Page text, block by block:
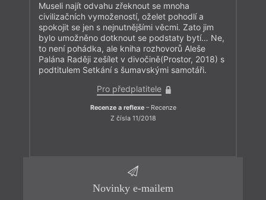
Museli najít odvahu zřeknout se mnoha
civilizačních vymožeností, oželet pohodlí a
spokojit se jen s nejnutnějšími věcmi. Zato jim
bylo umožněno dotknout se podstaty bytí… Ne,
to není pohádka, ale kniha rozhovorů Aleše
Palána Raději zešílet v divočině(Prostor, 2018) s
podtitulem Setkání s šumavskými samotáři.
Pro předplatitele
Recenze a reflexe– Recenze
Z čísla 11/2018
Novinky e-mailem